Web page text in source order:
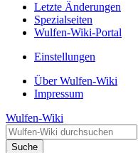
Letzte Änderungen
Spezialseiten
Wulfen-Wiki-Portal
Einstellungen
Über Wulfen-Wiki
Impressum
Wulfen-Wiki
Suche